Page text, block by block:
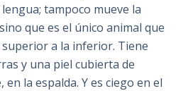
tampoco mueve la
que es el único animal que
a la inferior. Tiene
y una piel cubierta de
la espalda. Y es ciego en el